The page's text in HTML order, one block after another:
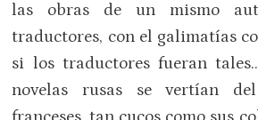
las obras de un mismo
traductores, con el galimatías
si los traductores fueran
novelas rusas se vertían